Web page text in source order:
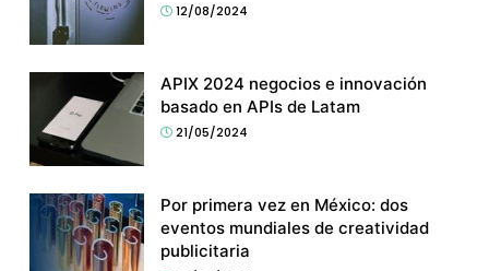
12/08/2024
APIX 2024 negocios e innovación
basado en APIs de Latam
21/05/2024
Por primera vez en México: dos
eventos mundiales de creatividad
publicitaria